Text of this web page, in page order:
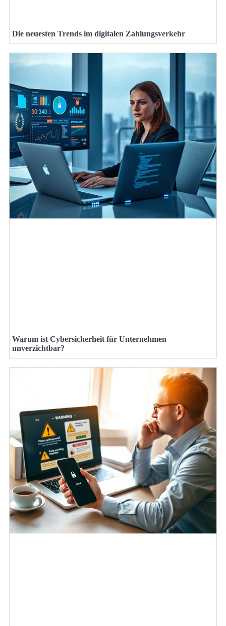
Die neuesten Trends im digitalen Zahlungsverkehr
Warum ist Cybersicherheit für Unternehmen
unverzichtbar?